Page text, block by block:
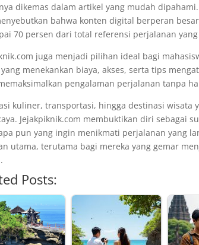
dikemas dalam artikel yang mudah
bahwa konten digital berperan
70 persen dari total referensi perjalanan
juga menjadi pilihan ideal bagi
menekankan biaya, akses, serta tips
pengalaman perjalanan tanpa
kuliner, transportasi, hingga destinasi
Jejakpiknik.com membuktikan diri sebagai
pun yang ingin menikmati perjalanan yang
utama, terutama bagi mereka yang gemar
Posts: